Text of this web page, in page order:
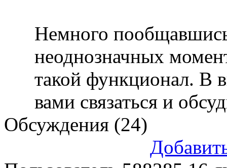
Немного
неоднозначных
такой функционал. В
вами связаться и
Обсуждения (24)